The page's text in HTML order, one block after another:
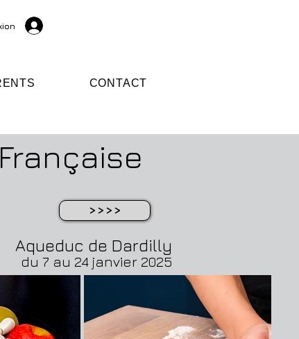
CONTACT
>>>>
Aqueduc de Dardilly
du 7 au 24 janvier 2025